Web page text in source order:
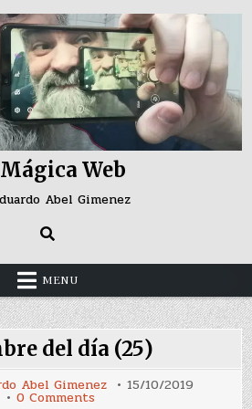
Web
Abel Gimenez
MENU
del día (25)
Abel Gimenez 15/10/2019
0 Commentson